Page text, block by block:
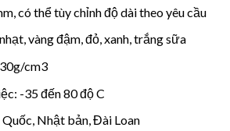
có thể tùy chỉnh độ dài theo yêu cầu
vàng đậm, đỏ, xanh, trắng sữa
cm3
-35 đến 80 độ C
Nhật bản, Đài Loan